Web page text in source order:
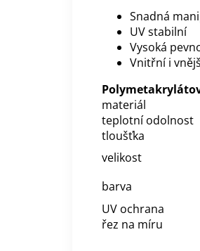
Snadná
UV stabilní
Vysoká
Vnitřní i
materiál
teplotní odolnost
tloušťka
velikost
barva
UV ochrana
řez na míru